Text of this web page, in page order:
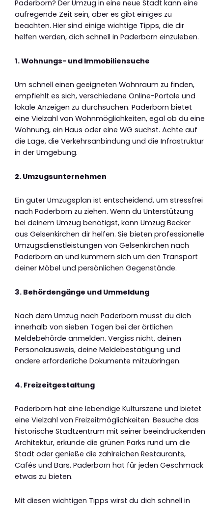
Paderborn? Der Umzug in eine neue Stadt kann eine
aufregende Zeit sein, aber es gibt einiges zu
beachten. Hier sind einige wichtige Tipps, die dir
helfen werden, dich schnell in Paderborn einzuleben.
1. Wohnungs- und Immobiliensuche
Um schnell einen geeigneten Wohnraum zu finden,
empfiehlt es sich, verschiedene Online-Portale und
lokale Anzeigen zu durchsuchen. Paderborn bietet
eine Vielzahl von Wohnmöglichkeiten, egal ob du eine
Wohnung, ein Haus oder eine WG suchst. Achte auf
die Lage, die Verkehrsanbindung und die Infrastruktur
in der Umgebung.
2. Umzugsunternehmen
Ein guter Umzugsplan ist entscheidend, um stressfrei
nach Paderborn zu ziehen. Wenn du Unterstützung
bei deinem Umzug benötigst, kann Umzug Becker
aus Gelsenkirchen dir helfen. Sie bieten professionelle
Umzugsdienstleistungen von Gelsenkirchen nach
Paderborn an und kümmern sich um den Transport
deiner Möbel und persönlichen Gegenstände.
3. Behördengänge und Ummeldung
Nach dem Umzug nach Paderborn musst du dich
innerhalb von sieben Tagen bei der örtlichen
Meldebehörde anmelden. Vergiss nicht, deinen
Personalausweis, deine Meldebestätigung und
andere erforderliche Dokumente mitzubringen.
4. Freizeitgestaltung
Paderborn hat eine lebendige Kulturszene und bietet
eine Vielzahl von Freizeitmöglichkeiten. Besuche das
historische Stadtzentrum mit seiner beeindruckenden
Architektur, erkunde die grünen Parks rund um die
Stadt oder genieße die zahlreichen Restaurants,
Cafés und Bars. Paderborn hat für jeden Geschmack
etwas zu bieten.
Mit diesen wichtigen Tipps wirst du dich schnell in